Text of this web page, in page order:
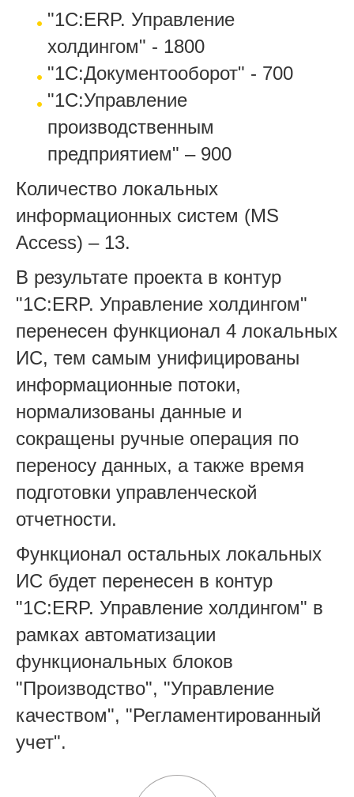
"1С:ERP. Управление
холдингом" - 1800
"1С:Документооборот" - 700
"1С:Управление
производственным
предприятием" – 900
Количество локальных
информационных систем (MS
Access) – 13.
В результате проекта в контур
"1C:ERP. Управление холдингом"
перенесен функционал 4 локальных
ИС, тем самым унифицированы
информационные потоки,
нормализованы данные и
сокращены ручные операция по
переносу данных, а также время
подготовки управленческой
отчетности.
Функционал остальных локальных
ИС будет перенесен в контур
"1С:ERP. Управление холдингом" в
рамках автоматизации
функциональных блоков
"Производство", "Управление
качеством", "Регламентированный
учет".